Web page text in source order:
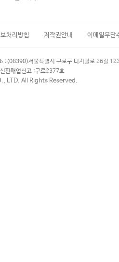
처리방침 저작권안내 이메일무단
: (08390)서울특별시 구로구 디지털로 26길
판매업신고 :구로2377호
LTD. All Rights Reserved.